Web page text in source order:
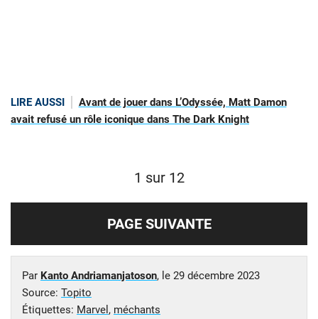
LIRE AUSSI
Avant de jouer dans L’Odyssée, Matt Damon
avait refusé un rôle iconique dans The Dark Knight
1 sur 12
PAGE SUIVANTE
Par Kanto Andriamanjatoson, le 29 décembre 2023
Source: Topito
Étiquettes: Marvel , méchants